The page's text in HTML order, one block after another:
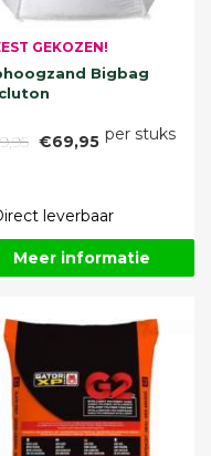
GEKOZEN!
Bigbag
€69,95 per stuks
leverbaar
Meer informatie